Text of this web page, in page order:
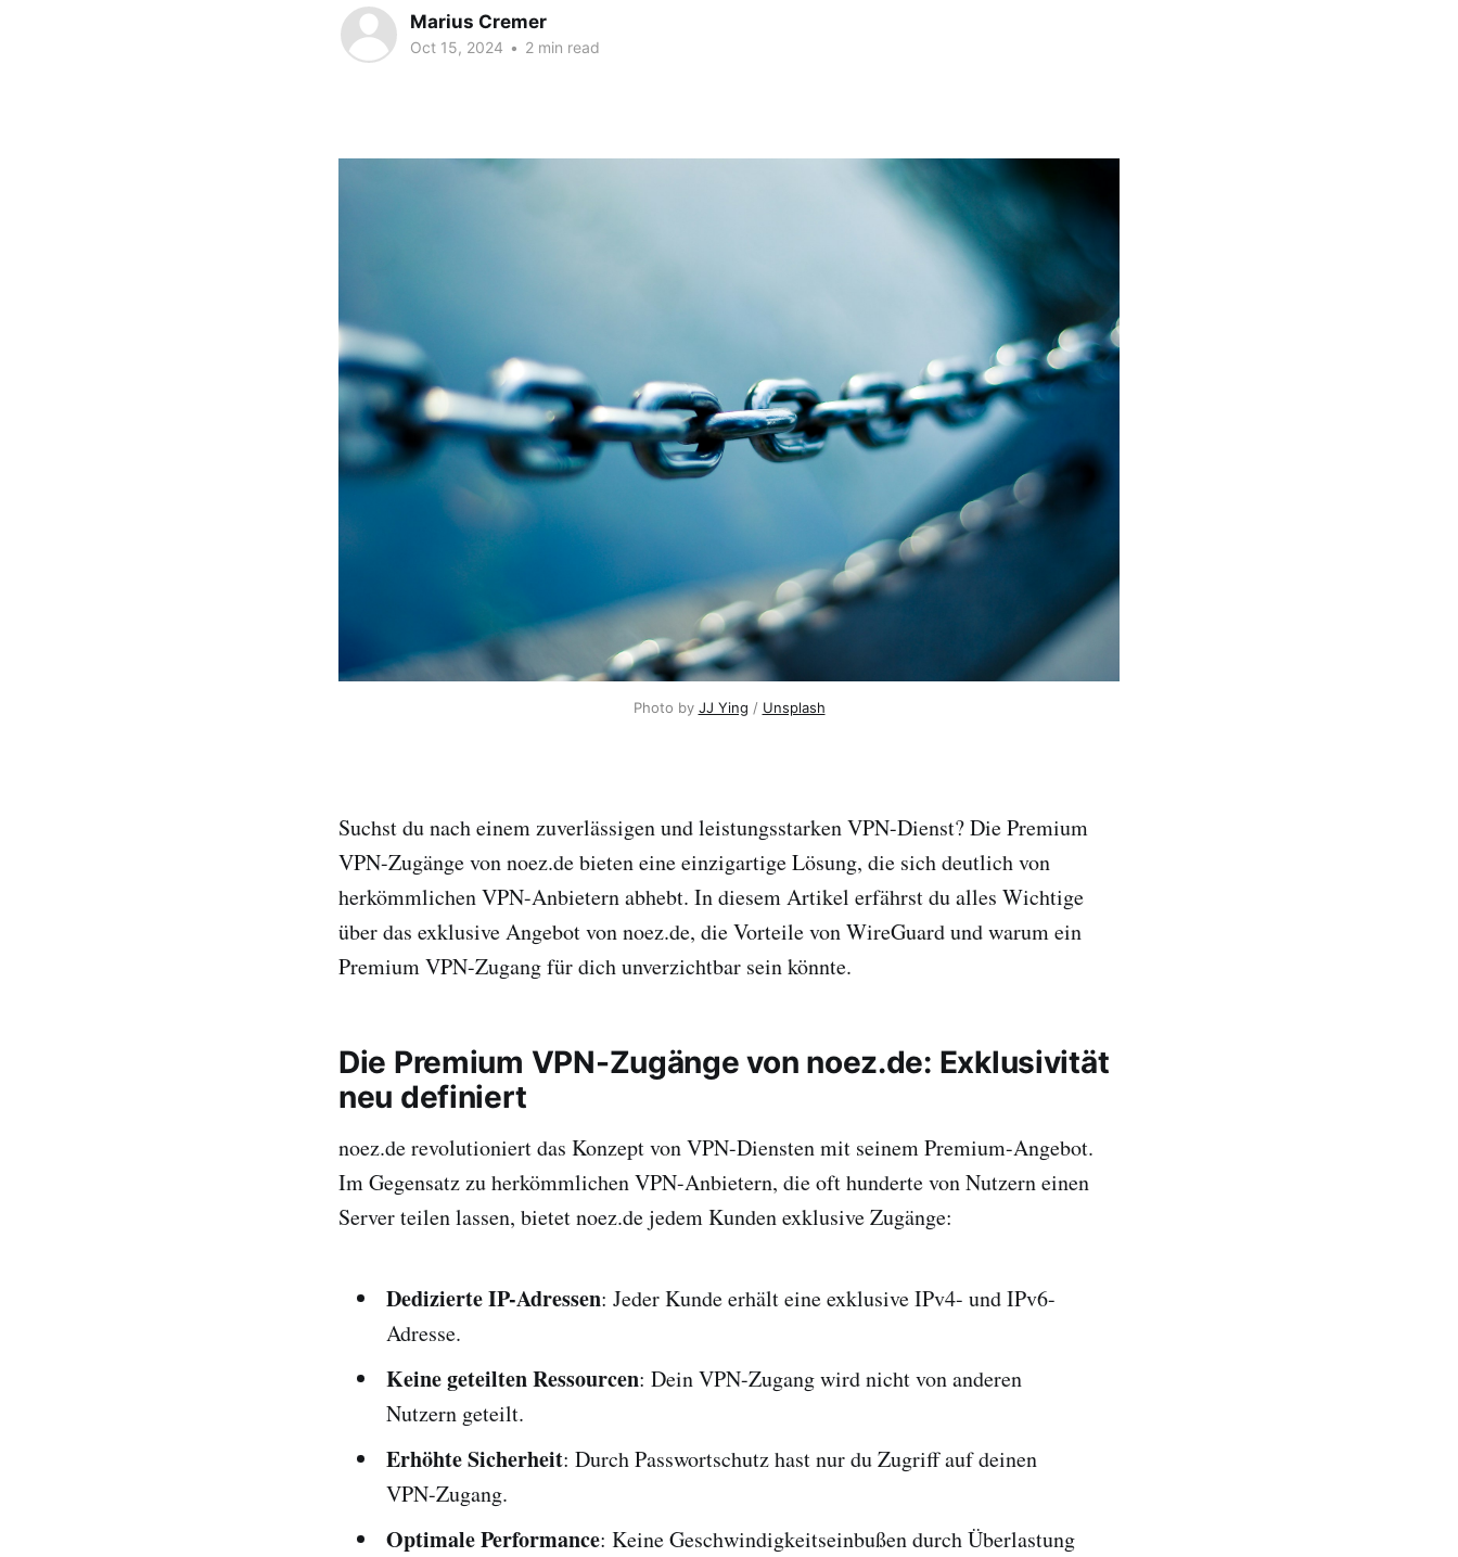
Marius Cremer
Oct 15, 2024 • 2 min read
Photo by JJ Ying / Unsplash
Suchst du nach einem zuverlässigen und leistungsstarken VPN-Dienst? Die Premium
VPN-Zugänge von noez.de bieten eine einzigartige Lösung, die sich deutlich von
herkömmlichen VPN-Anbietern abhebt. In diesem Artikel erfährst du alles Wichtige
über das exklusive Angebot von noez.de, die Vorteile von WireGuard und warum ein
Premium VPN-Zugang für dich unverzichtbar sein könnte.
Die Premium VPN-Zugänge von noez.de: Exklusivität
neu definiert
noez.de revolutioniert das Konzept von VPN-Diensten mit seinem Premium-Angebot.
Im Gegensatz zu herkömmlichen VPN-Anbietern, die oft hunderte von Nutzern einen
Server teilen lassen, bietet noez.de jedem Kunden exklusive Zugänge:
Dedizierte IP-Adressen: Jeder Kunde erhält eine exklusive IPv4- und IPv6-
Adresse.
Keine geteilten Ressourcen: Dein VPN-Zugang wird nicht von anderen
Nutzern geteilt.
Erhöhte Sicherheit: Durch Passwortschutz hast nur du Zugriff auf deinen
VPN-Zugang.
Optimale Performance: Keine Geschwindigkeitseinbußen durch Überlastung